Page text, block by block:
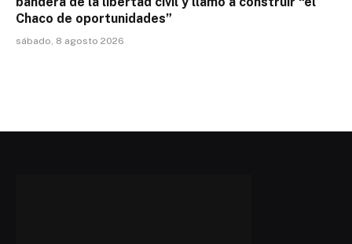
Chaco de oportunidades”
sábado, 8 agosto 2026